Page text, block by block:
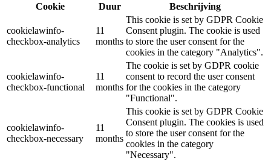
Cookie
Duur Beschrijving
cookielawinfo-
checkbox-analytics
11
months
This cookie is set by GDPR Cookie
Consent plugin. The cookie is used
to store the user consent for the
cookies in the category "Analytics".
cookielawinfo-
checkbox-functional
11
months
The cookie is set by GDPR cookie
consent to record the user consent
for the cookies in the category
"Functional".
cookielawinfo-
checkbox-necessary
11
months
This cookie is set by GDPR Cookie
Consent plugin. The cookies is used
to store the user consent for the
cookies in the category
"Necessary".